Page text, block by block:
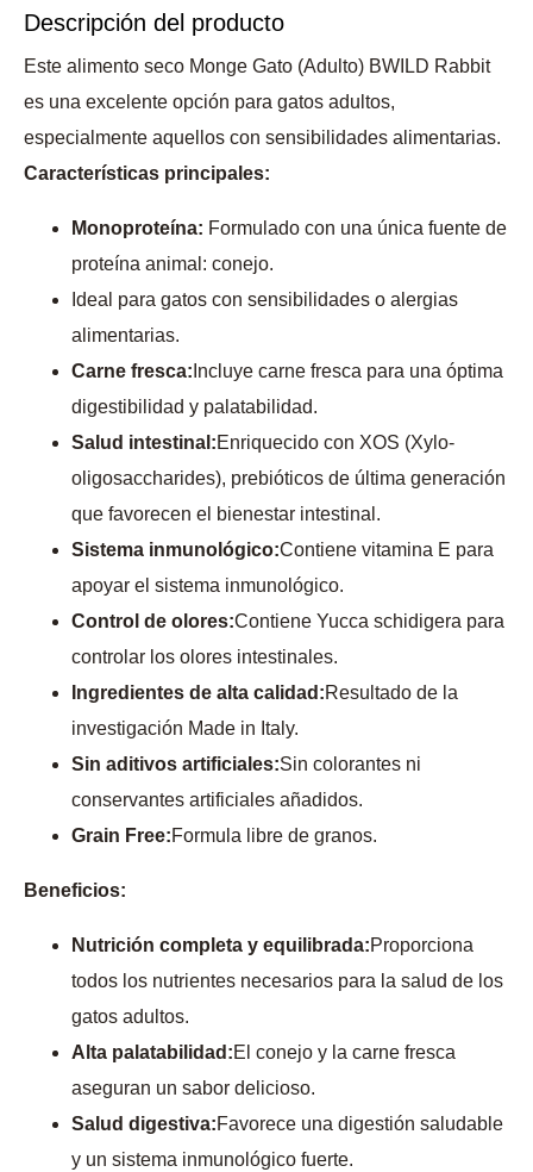
Descripción del producto
Este alimento seco Monge Gato (Adulto) BWILD Rabbit
es una excelente opción para gatos adultos,
especialmente aquellos con sensibilidades alimentarias.
Características principales:
Monoproteína: Formulado con una única fuente de
proteína animal: conejo.
Ideal para gatos con sensibilidades o alergias
alimentarias.
Carne fresca: Incluye carne fresca para una óptima
digestibilidad y palatabilidad.
Salud intestinal:Enriquecido con XOS (Xylo-
oligosaccharides), prebióticos de última generación
que favorecen el bienestar intestinal.
Sistema inmunológico:Contiene vitamina E para
apoyar el sistema inmunológico.
Control de olores:Contiene Yucca schidigera para
controlar los olores intestinales.
Ingredientes de alta calidad:Resultado de la
investigación Made in Italy.
Sin aditivos artificiales:Sin colorantes ni
conservantes artificiales añadidos.
Grain Free:Formula libre de granos.
Beneficios:
Nutrición completa y equilibrada:Proporciona
todos los nutrientes necesarios para la salud de los
gatos adultos.
Alta palatabilidad:El conejo y la carne fresca
aseguran un sabor delicioso.
Salud digestiva:Favorece una digestión saludable
y un sistema inmunológico fuerte.